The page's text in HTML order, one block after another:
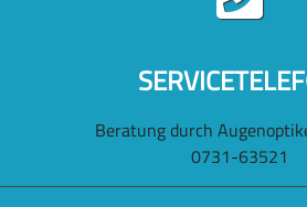
Beratung durch
0731-63521